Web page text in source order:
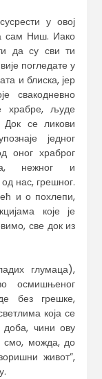
у овој
сам Ниш. Иако
да су сви ти
погледате у
и блиска, јер
свакодневно
храбре, људе
се ликови
једног
оног храброг
нежног и
нас, грешног.
и о похлепи,
које је
све док из
глумаца),
осмишњеног
без грешке,
која се
доба, чини ову
смо, можда, до
живот”,